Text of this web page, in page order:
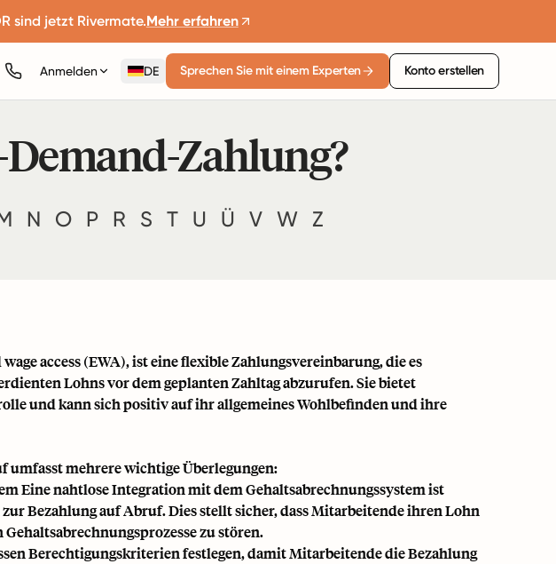
sind jetzt Rivermate.Mehr erfahren
Anmelden DE Sprechen Sie mit einem Experten Konto erstellen
Zahlung?
N O P R S T U Ü V W Z
access (EWA), ist eine flexible Zahlungsvereinbarung, die es
Lohns vor dem geplanten Zahltag abzurufen. Sie bietet
und kann sich positiv auf ihr allgemeines Wohlbefinden und ihre
mehrere wichtige Überlegungen:
Eine nahtlose Integration mit dem Gehaltsabrechnungssystem ist
Bezahlung auf Abruf. Dies stellt sicher, dass Mitarbeitende ihren Lohn
zu stören.
Berechtigungskriterien festlegen, damit Mitarbeitende die Bezahlung